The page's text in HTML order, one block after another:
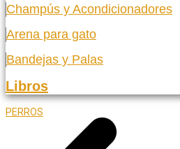
Champús y Acondicionadores
Arena para gato
Bandejas y Palas
Libros
PERROS